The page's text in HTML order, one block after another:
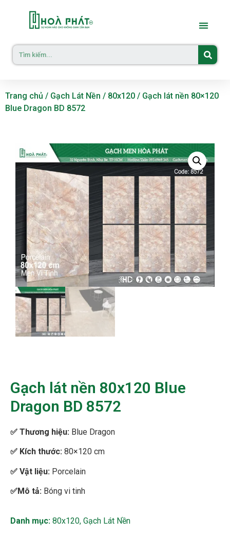
Trang chủ / Gạch Lát Nền / 80x120 / Gạch lát nền 80×120
Blue Dragon BD 8572
Gạch lát nền 80x120 Blue
Dragon BD 8572
✅ Thương hiệu: Blue Dragon
✅ Kích thước: 80×120 cm
✅ Vật liệu: Porcelain
✅Mô tả: Bóng vi tinh
Danh mục: 80x120, Gạch Lát Nền